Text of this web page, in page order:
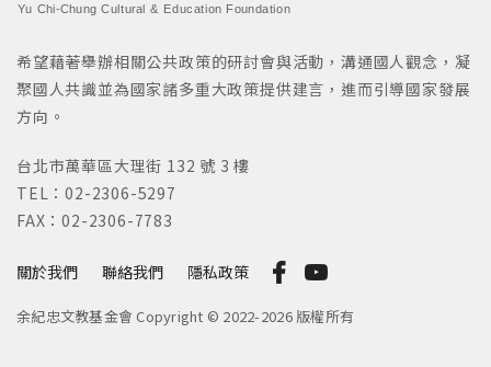
Yu Chi-Chung Cultural & Education Foundation
關於我們 聯絡我們 隱私政策
希望藉著舉辦相關公共政策的研討會與活動，溝通國人觀念，凝
聚國人共識並為國家諸多重大政策提供建言，進而引導國家發展
方向。
台北市萬華區大理街 132 號 3 樓
TEL：02-2306-5297
FAX：02-2306-7783
余紀忠文教基金會 Copyright © 2022-2026 版權所有